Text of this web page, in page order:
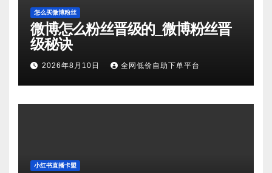
怎么买微博粉丝
微博怎么粉丝晋级的_微博粉丝晋
级秘诀
2026年8月10日 全网低价自助下单平台
小红书直播卡盟